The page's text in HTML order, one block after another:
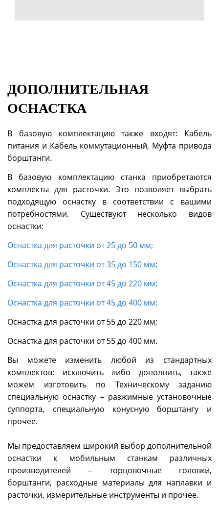
ДОПОЛНИТЕЛЬНАЯ
ОСНАСТКА
В базовую комплектацию также входят: Кабель
питания и Кабель коммутационный, Муфта привода
борштанги.
В базовую комплектацию станка приобретаются
комплекты для расточки. Это позволяет выбрать
подходящую оснастку в соответствии с вашими
потребностями. Существуют несколько видов
оснастки:
Оснастка для расточки от 25 до 50 мм;
Оснастка для расточки от 35 до 150 мм;
Оснастка для расточки от 45 до 220 мм;
Оснастка для расточки от 45 до 400 мм;
Оснастка для расточки от 55 до 220 мм;
Оснастка для расточки от 55 до 400 мм.
Вы можете изменить любой из стандартных
комплектов: исключить либо дополнить, также
можем изготовить по Техническому заданию
специальную оснастку – разжимные установочные
суппорта, специальную конусную борштангу и
прочее.
Мы предоставляем широкий выбор дополнительной
оснастки к мобильным станкам различных
производителей – торцовочные головки,
борштанги, расходные материалы для наплавки и
расточки, измерительные инструменты и прочее.